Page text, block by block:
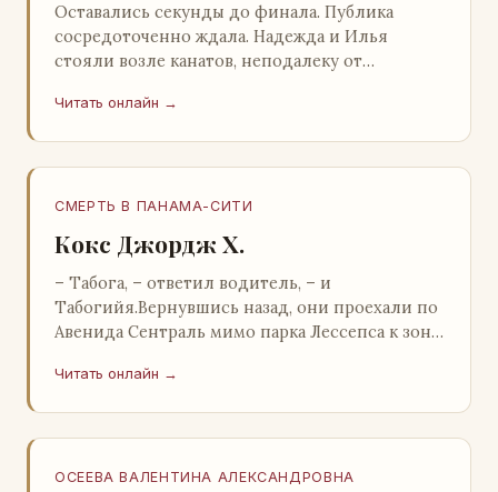
Оставались секунды до финала. Публика
сосредоточенно ждала. Надежда и Илья
стояли возле канатов, неподалеку от
прочей публики, …
Читать онлайн →
СМЕРТЬ В ПАНАМА-СИТИ
Кокс Джордж Х.
– Табога, – ответил водитель, – и
Табогийя.Вернувшись назад, они проехали по
Авенида Сентраль мимо парка Лессепса к зоне
отель…
Читать онлайн →
ОСЕЕВА ВАЛЕНТИНА АЛЕКСАНДРОВНА